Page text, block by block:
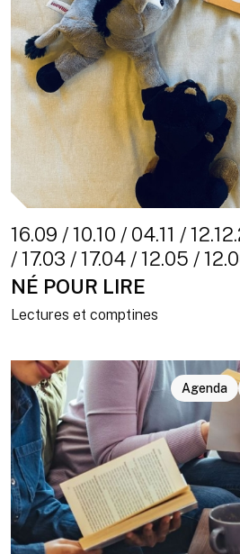
16.09 / 10.10 / 04.11 /
/ 17.03 / 17.04 / 12.05 /
NÉ POUR LIRE
Lectures et comptines
Agenda